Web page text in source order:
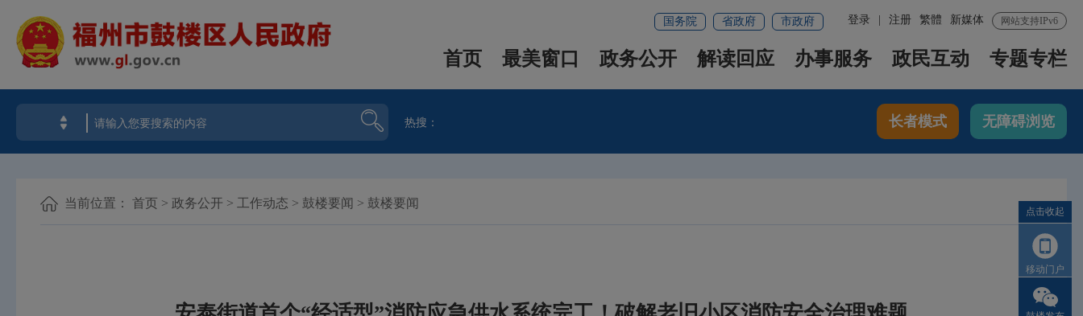
网站支持IPv6
新媒体
繁體
登录 注册
国务院 省政府 市政府
首页 最美窗口 政务公开 解读回应 办事服务 政民互动 专题专栏
热搜： 长者模式 无障碍浏览
当前位置： 首页 > 政务公开 > 工作动态 > 鼓楼要闻 > 鼓楼要闻
点击收起
移动门户